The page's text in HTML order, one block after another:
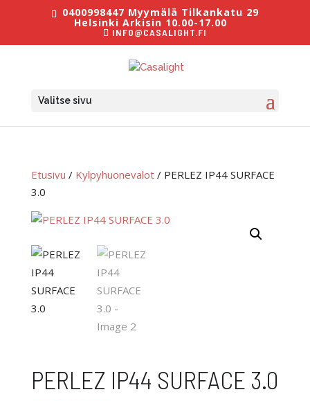
0400998447 Myymälä Tilkankatu 29
Helsinki Arkisin 10.00-17.00
INFO@CASALIGHT.FI
Valitse sivu
Etusivu / Kylpyhuonevalot/ PERLEZ IP44 SURFACE
3.0
PERLEZ IP44 SURFACE 3.0